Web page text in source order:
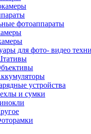
Гарнитуры для
Держатели и подставки
Док станции
Зарядные устройства
Защитные стекла для
Кабели и шлейфы
Моноподы
Пленки для планшетов
Прочие аксессуары
Стилусы
Трекеры
Чехлы для планшетов
Чехлы для смартфонов
для смарт-часов
к планшетам
фотоаппараты
для фото- видео
устройства
и сумки